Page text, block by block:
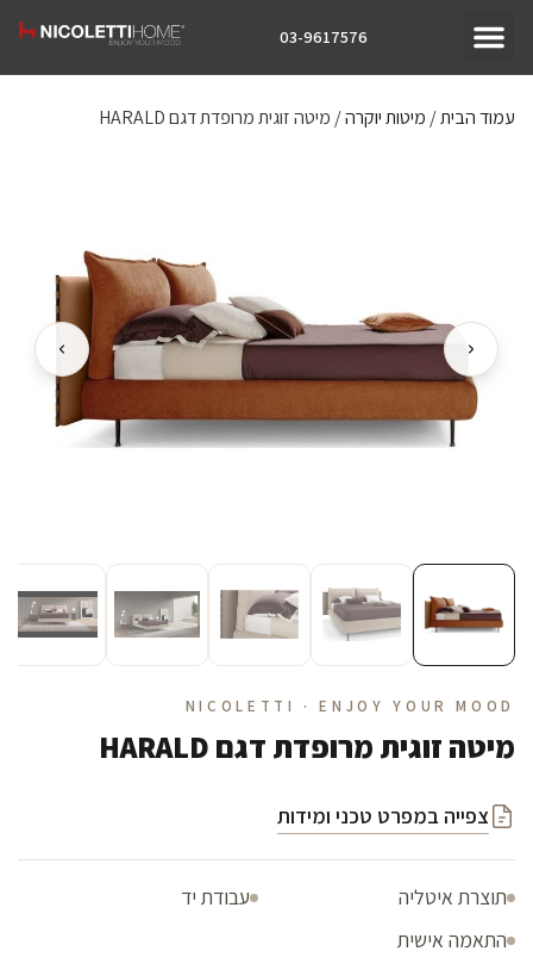
03-9617576
עמוד הבית/ מיטות יוקרה/ מיטה זוגית מרופדת דגם HARALD
NICOLETTI · ENJOY YOUR MOOD
מיטה זוגית מרופדת דגם HARALD
צפייה במפרט טכני ומידות
תוצרת איטליה
עבודת יד
התאמה אישית